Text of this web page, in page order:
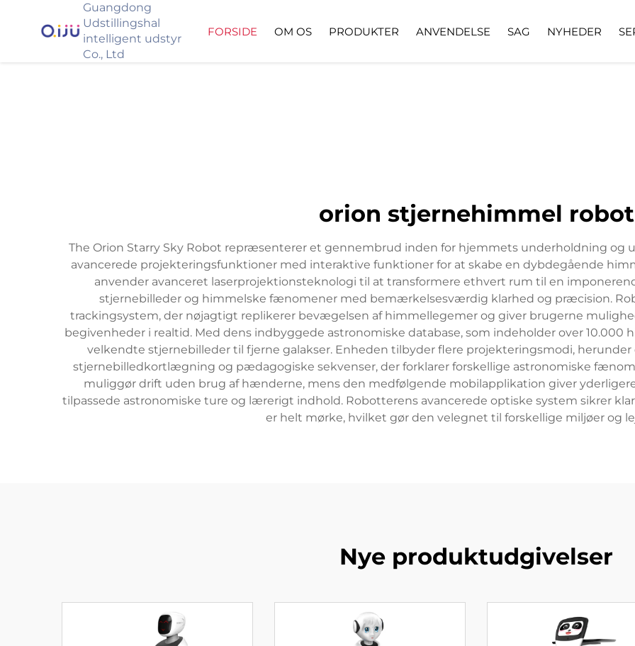
Guangdong
Udstillingshal
intelligent udstyr
Co., Ltd
FORSIDE OM OS PRODUKTER ANVENDELSE SAG NYHEDER
orion stjernehimmel robot
The Orion Starry Sky Robot repræsenterer et gennembrud inden for hjemmets underholdning og
avancerede projekteringsfunktioner med interaktive funktioner for at skabe en dybdegående
anvender avanceret laserprojektionsteknologi til at transformere ethvert rum til en
stjernebilleder og himmelske fænomener med bemærkelsesværdig klarhed og præcision.
trackingsystem, der nøjagtigt replikerer bevægelsen af himmellegemer og giver brugerne
begivenheder i realtid. Med dens indbyggede astronomiske database, som indeholder over 10.000
velkendte stjernebilleder til fjerne galakser. Enheden tilbyder flere projekteringsmodi,
stjernebilledkortlægning og pædagogiske sekvenser, der forklarer forskellige astronomiske
muliggør drift uden brug af hænderne, mens den medfølgende mobilapplikation giver
tilpassede astronomiske ture og lærerigt indhold. Robotterens avancerede optiske system sikrer
er helt mørke, hvilket gør den velegnet til forskellige miljøer og
Nye produktudgivelser